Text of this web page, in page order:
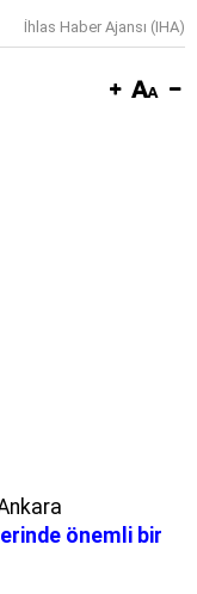
İhlas Haber Ajansı (IHA)
önemli bir